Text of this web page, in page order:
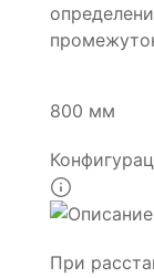
800 мм
При